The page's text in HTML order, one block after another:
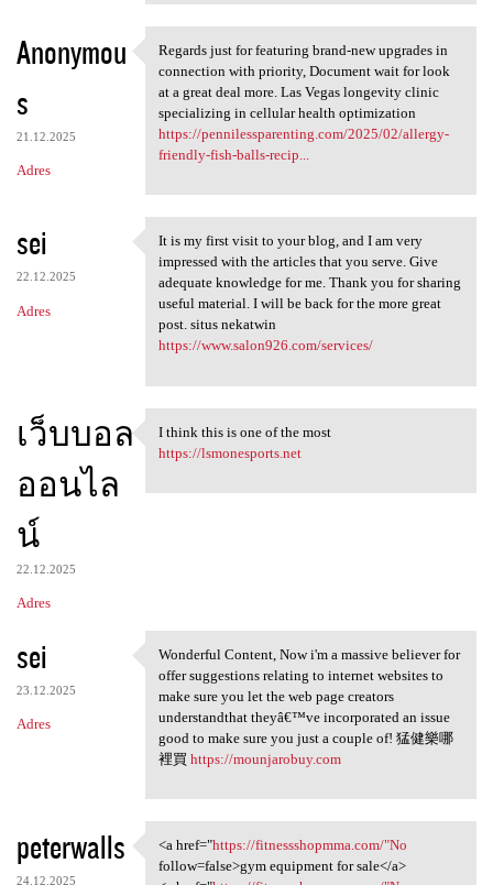
Anonymou
s
21.12.2025
Adres
Regards just for featuring
Regards just for featuring brand-new upgrades in
connection with priority, Document wait for look
at a great deal more. Las Vegas longevity clinic
specializing in cellular health optimization
https://pennilessparenting.com/2025/02/allergy-
friendly-fish-balls-recip...
sei
22.12.2025
Adres
It is my first visit to your
It is my first visit to your blog, and I am very
impressed with the articles that you serve. Give
adequate knowledge for me. Thank you for sharing
useful material. I will be back for the more great
post. situs nekatwin
https://www.salon926.com/services/
เว็บบอล
ออนไล
น์
22.12.2025
Adres
I think this is one of the
I think this is one of the most
https://lsmonesports.net
sei
23.12.2025
Adres
Wonderful Content, Now i'm a
Wonderful Content, Now i'm a massive believer for
offer suggestions relating to internet websites to
make sure you let the web page creators
understandthat theyâ€™ve incorporated an issue
good to make sure you just a couple of! 猛健樂哪
裡買 https://mounjarobuy.com
peterwalls
24.12.2025
<a href="https:/
<a href="https://fitnessshopmma.com/"No
follow=false>gym equipment for sale</a>